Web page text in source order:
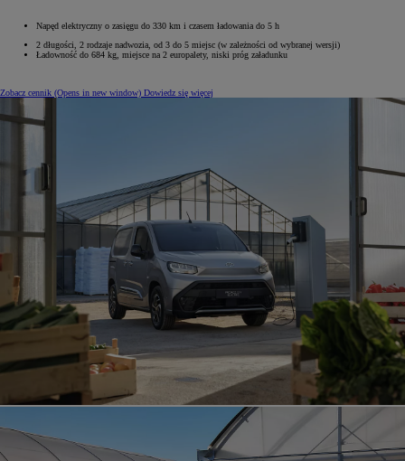
Napęd elektryczny o zasięgu do 330 km i czasem ładowania do 5 h
2 długości, 2 rodzaje nadwozia, od 3 do 5 miejsc (w zależności od wybranej wersji)
Ładowność do 684 kg, miejsce na 2 europalety, niski próg załadunku
Zobacz cennik (Opens in new window) Dowiedz się więcej